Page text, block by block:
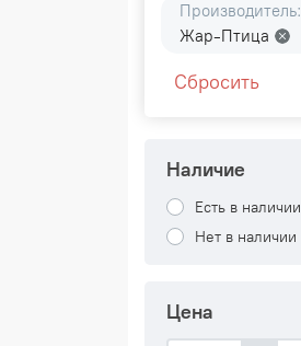
Производитель:
Жар-Птица
Сбросить
Наличие
Есть в наличии
Нет в наличии
Цена